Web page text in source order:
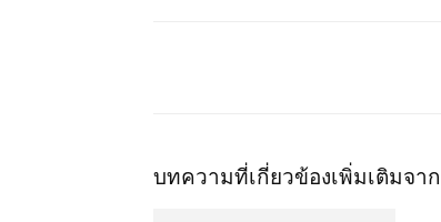
บทความที่เกี่ยวข้องเพิ่มเติมจา